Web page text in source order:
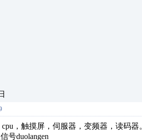
cpu，触摸屏，伺服器，变频器，读码
号duolangen